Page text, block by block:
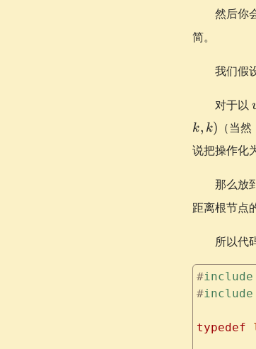
然后你
简。
我们假
对于以
k, k) （当
说把操作化
那么放
距离根节点
所以代
#include
#include
typedef